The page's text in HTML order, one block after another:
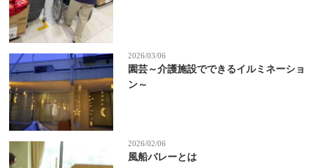
2026/03/06
園芸～介護施設でできるイルミネーショ
ン～
2026/02/06
風船バレーとは